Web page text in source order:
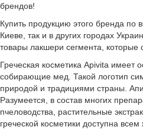
брендов!
Купить продукцию этого бренда по
Киеве, так и в других городах
товары лакшери сегмента, которые
Греческая косметика Аpivita имеет
собирающие мед. Такой логотип
природой и традициями страны.
Разумеется, в состав многих
пчеловодства, растительные
греческой косметики доступна